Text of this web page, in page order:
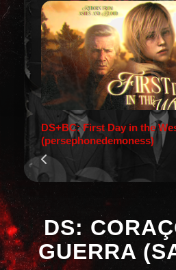
DS+BC: First Day in the
(persephonedemoness)
DS:
GUERRA